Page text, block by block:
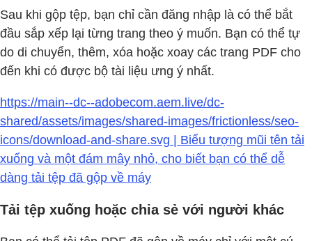
Sau khi gộp tệp, bạn chỉ cần đăng nhập là có thể bắt
đầu sắp xếp lại từng trang theo ý muốn. Bạn có thể tự
do di chuyển, thêm, xóa hoặc xoay các trang PDF cho
đến khi có được bộ tài liệu ưng ý nhất.
https://main--dc--adobecom.aem.live/dc-
shared/assets/images/shared-images/frictionless/seo-
icons/download-and-share.svg | Biểu tượng mũi tên tải
xuống và một đám mây nhỏ, cho biết bạn có thể dễ
dàng tải tệp đã gộp về máy
Tải tệp xuống hoặc chia sẻ với người khác